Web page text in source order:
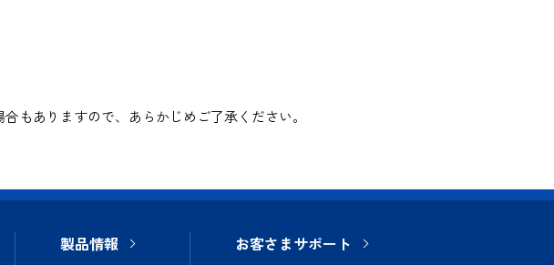
もありますので、あらかじめご了承ください。
製品情報 お客さまサポート